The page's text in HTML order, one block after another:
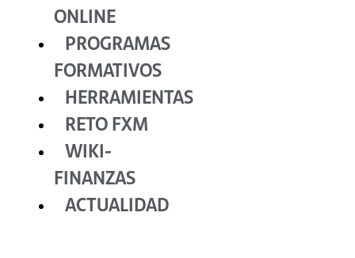
ONLINE
PROGRAMAS
FORMATIVOS
HERRAMIENTAS
RETO FXM
WIKI-
FINANZAS
ACTUALIDAD